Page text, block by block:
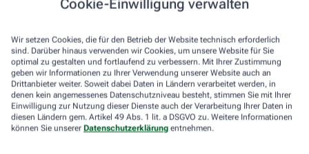
Cookie-Einwilligung verwalten
Wir setzen Cookies, die für den Betrieb der Website technisch erforderlich
sind. Darüber hinaus verwenden wir Cookies, um unsere Website für Sie
optimal zu gestalten und fortlaufend zu verbessern. Mit Ihrer Zustimmung
geben wir Informationen zu Ihrer Verwendung unserer Website auch an
Drittanbieter weiter. Soweit dabei Daten in Ländern verarbeitet werden, in
denen kein angemessenes Datenschutzniveau besteht, stimmen Sie mit Ihrer
Einwilligung zur Nutzung dieser Dienste auch der Verarbeitung Ihrer Daten in
diesen Ländern gem. Artikel 49 Abs. 1 lit. a DSGVO zu. Weitere Informationen
können Sie unserer Datenschutzerklärung entnehmen.
iStock SbytovaMN
Der empfohlene Impfplan sieht vor: